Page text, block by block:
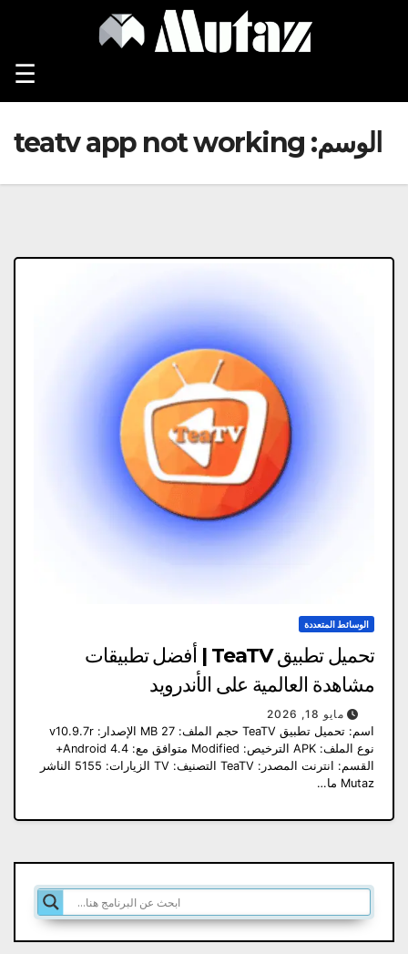
☰
الوسم: teatv app not working
الوسائط المتعددة
تحميل تطبيق TeaTV | أفضل تطبيقات
مشاهدة العالمية على الأندرويد
مايو 18, 2026
اسم: تحميل تطبيق TeaTV حجم الملف: 27 MB الإصدار: v10.9.7r
نوع الملف: APK الترخيص: Modified متوافق مع: Android 4.4+
القسم: انترنت المصدر: TeaTV التصنيف: TV الزيارات: 5155 الناشر
Mutaz ما…